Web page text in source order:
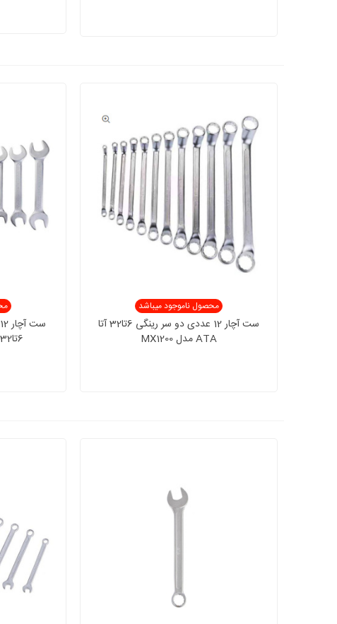
محصول ناموجود میباشد
ست آچار 12 عددی دو سر رینگی 6تا32 آتا
ATA مدل MX1200
6تا32 آتا ATA مدل KX1200